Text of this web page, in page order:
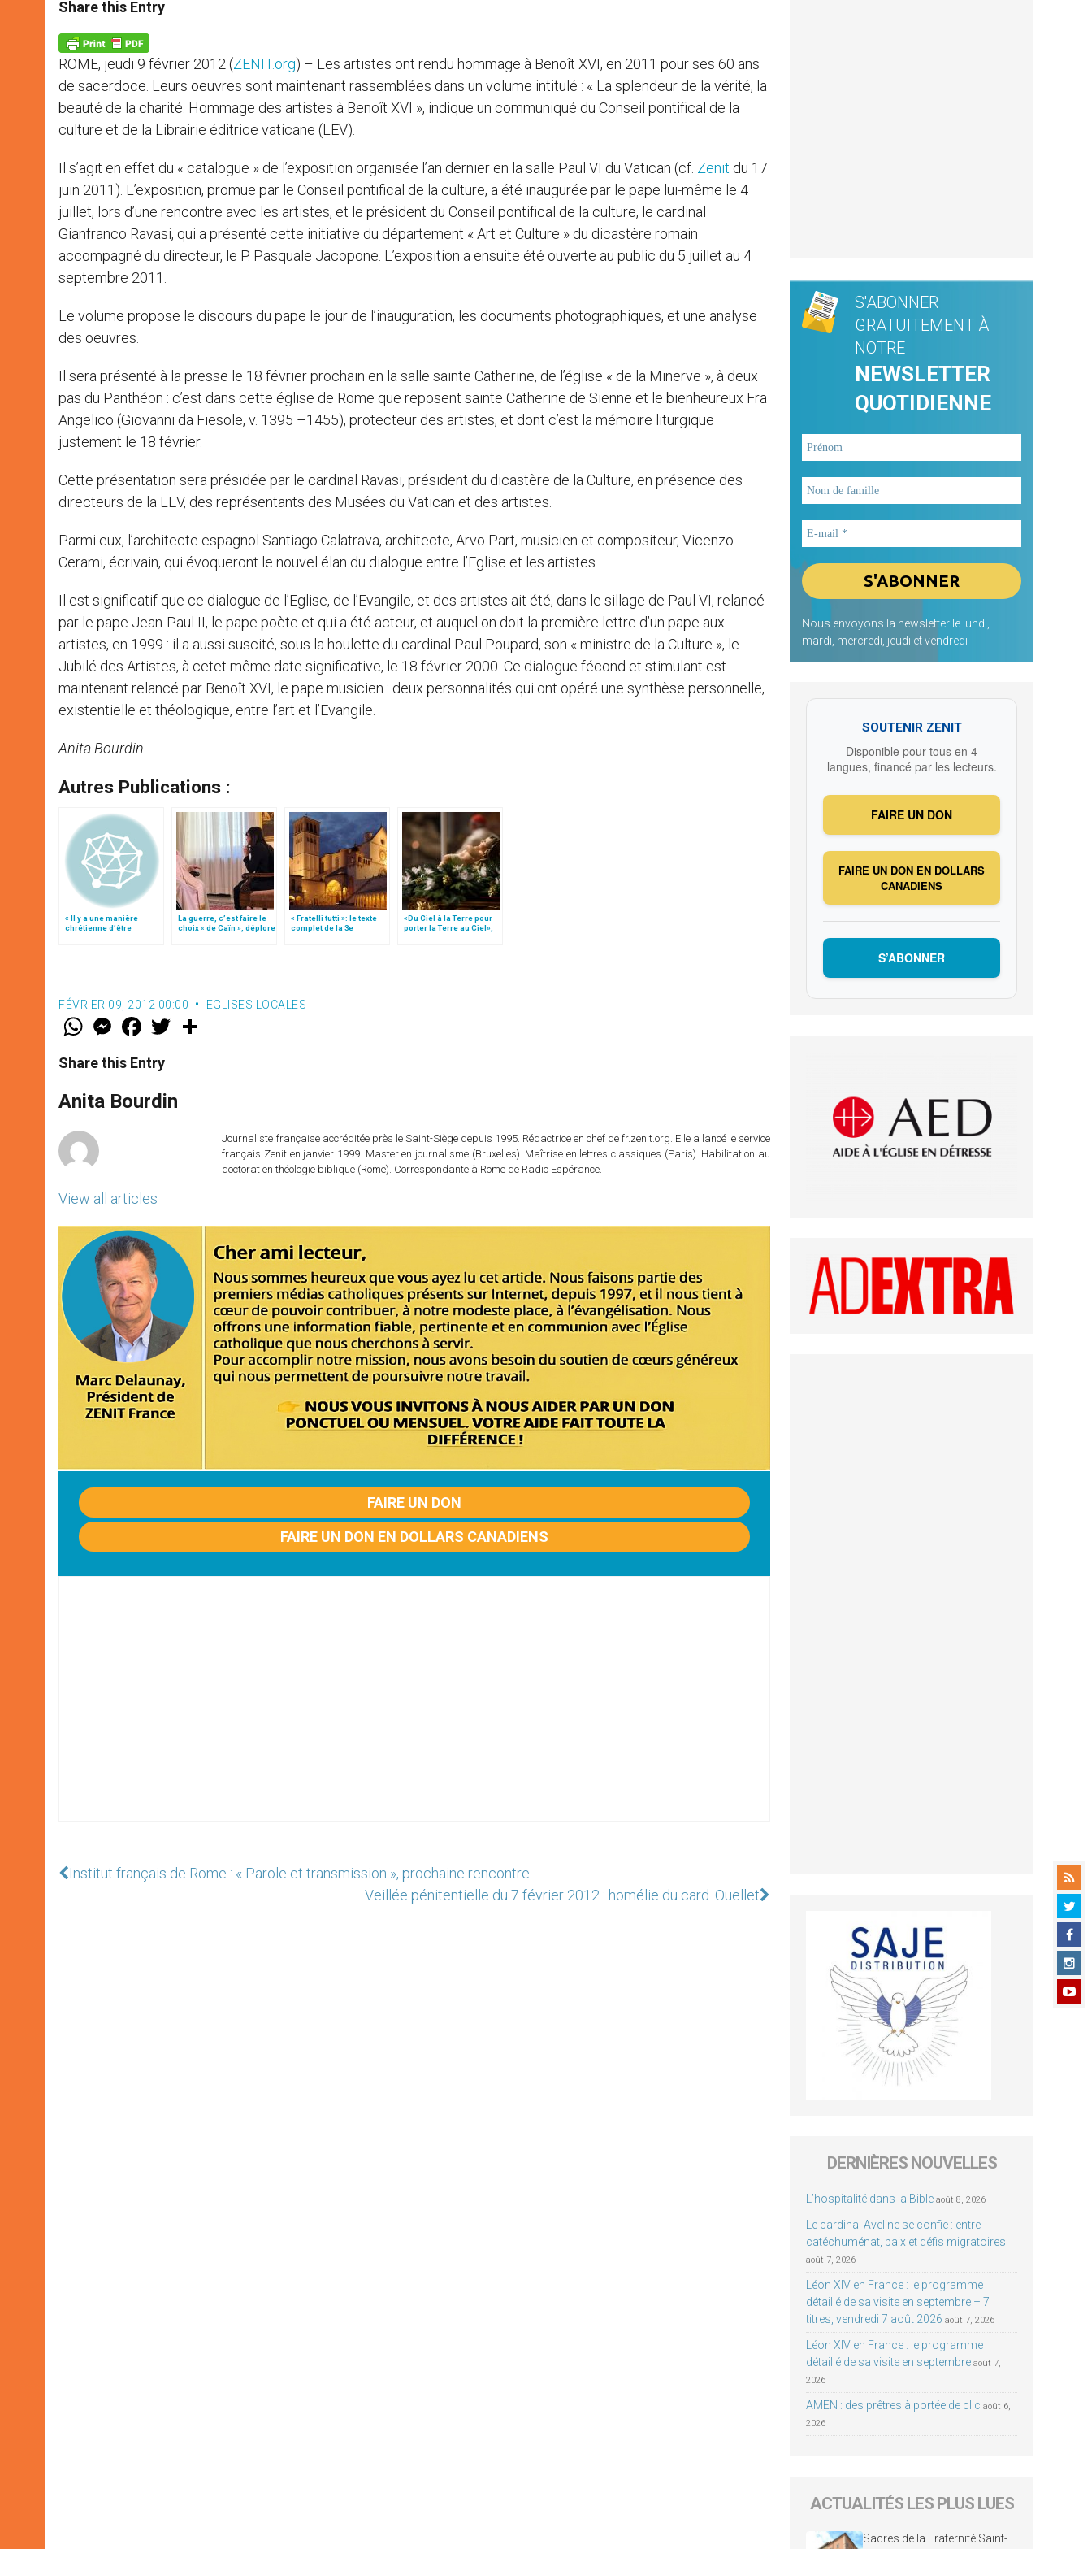
s
p
p
e
g
e
r
b
k
Share this Entry
ROME, jeudi 9 février 2012 (ZENIT.org) – Les artistes ont rendu hommage à Benoît XVI, en 2011 pour ses 60 ans
de sacerdoce. Leurs oeuvres sont maintenant rassemblées dans un volume intitulé : « La splendeur de la vérité, la
beauté de la charité. Hommage des artistes à Benoît XVI », indique un communiqué du Conseil pontifical de la
culture et de la Librairie éditrice vaticane (LEV).
Il s’agit en effet du « catalogue » de l’exposition organisée l’an dernier en la salle Paul VI du Vatican (cf. Zenit du 17
juin 2011). L’exposition, promue par le Conseil pontifical de la culture, a été inaugurée par le pape lui-même le 4
juillet, lors d’une rencontre avec les artistes, et le président du Conseil pontifical de la culture, le cardinal
Gianfranco Ravasi, qui a présenté cette initiative du département « Art et Culture » du dicastère romain
accompagné du directeur, le P. Pasquale Jacopone. L’exposition a ensuite été ouverte au public du 5 juillet au 4
septembre 2011.
Le volume propose le discours du pape le jour de l’inauguration, les documents photographiques, et une analyse
des oeuvres.
Il sera présenté à la presse le 18 février prochain en la salle sainte Catherine, de l’église « de la Minerve », à deux
pas du Panthéon : c’est dans cette église de Rome que reposent sainte Catherine de Sienne et le bienheureux Fra
Angelico (Giovanni da Fiesole, v. 1395 –1455), protecteur des artistes, et dont c’est la mémoire liturgique
justement le 18 février.
Cette présentation sera présidée par le cardinal Ravasi, président du dicastère de la Culture, en présence des
directeurs de la LEV, des représentants des Musées du Vatican et des artistes.
Parmi eux, l’architecte espagnol Santiago Calatrava, architecte, Arvo Part, musicien et compositeur, Vicenzo
Cerami, écrivain, qui évoqueront le nouvel élan du dialogue entre l’Eglise et les artistes.
Il est significatif que ce dialogue de l’Eglise, de l’Evangile, et des artistes ait été, dans le sillage de Paul VI, relancé
par le pape Jean-Paul II, le pape poète et qui a été acteur, et auquel on doit la première lettre d’un pape aux
artistes, en 1999 : il a aussi suscité, sous la houlette du cardinal Paul Poupard, son « ministre de la Culture », le
Jubilé des Artistes, à cetet même date significative, le 18 février 2000. Ce dialogue fécond et stimulant est
maintenant relancé par Benoît XVI, le pape musicien : deux personnalités qui ont opéré une synthèse personnelle,
existentielle et théologique, entre l’art et l’Evangile.
Anita Bourdin
Autres Publications :
« Il y a une manière
chrétienne d’être
La guerre, c’est faire le
choix « de Caïn », déplore
« Fratelli tutti »: le texte
complet de la 3e
«Du Ciel à la Terre pour
porter la Terre au Ciel»,
FÉVRIER 09, 2012 00:00 EGLISES LOCALES
W
t
s
p
p
M
e
s
e
g
e
F
a
e
b
o
k
w
r
Share this Entry
Anita Bourdin
View all articles
Journaliste française accréditée près le Saint-Siège depuis 1995. Rédactrice en chef de fr.zenit.org. Elle a lancé le service
français Zenit en janvier 1999. Master en journalisme (Bruxelles). Maîtrise en lettres classiques (Paris). Habilitation au
doctorat en théologie biblique (Rome). Correspondante à Rome de Radio Espérance.
FAIRE UN DON
FAIRE UN DON EN DOLLARS CANADIENS
Institut français de Rome : « Parole et transmission », prochaine rencontre
Veillée pénitentielle du 7 février 2012 : homélie du card. Ouellet
S'ABONNER
GRATUITEMENT À
NOTRE
NEWSLETTER
QUOTIDIENNE
Nous envoyons la newsletter le lundi,
mardi, mercredi, jeudi et vendredi
SOUTENIR ZENIT
Disponible pour tous en 4
langues, financé par les lecteurs.
FAIRE UN DON
FAIRE UN DON EN DOLLARS
CANADIENS
S’ABONNER
DERNIÈRES NOUVELLES
L’hospitalité dans la Bible août 8, 2026
Le cardinal Aveline se confie : entre
catéchuménat, paix et défis migratoires
août 7, 2026
Léon XIV en France : le programme
détaillé de sa visite en septembre – 7
titres, vendredi 7 août 2026 août 7, 2026
Léon XIV en France : le programme
détaillé de sa visite en septembre août 7,
2026
AMEN : des prêtres à portée de clic août 6,
2026
ACTUALITÉS LES PLUS LUES
Sacres de la Fraternité Saint-